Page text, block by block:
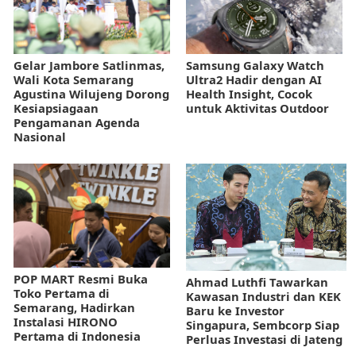
Gelar Jambore Satlinmas,
Wali Kota Semarang
Agustina Wilujeng Dorong
Kesiapsiagaan
Pengamanan Agenda
Nasional
Samsung Galaxy Watch
Ultra2 Hadir dengan AI
Health Insight, Cocok
untuk Aktivitas Outdoor
POP MART Resmi Buka
Toko Pertama di
Semarang, Hadirkan
Instalasi HIRONO
Pertama di Indonesia
Ahmad Luthfi Tawarkan
Kawasan Industri dan KEK
Baru ke Investor
Singapura, Sembcorp Siap
Perluas Investasi di Jateng